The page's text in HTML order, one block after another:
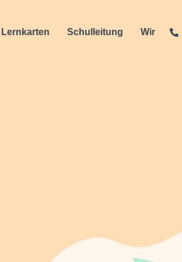
Lernkarten Schulleitung Wir